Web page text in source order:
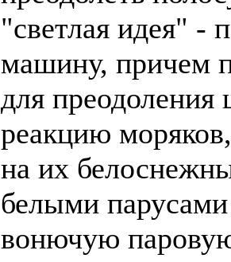
"светлая идея" -
машину, причем
для преодоления
реакцию
на их
белыми
вонючую